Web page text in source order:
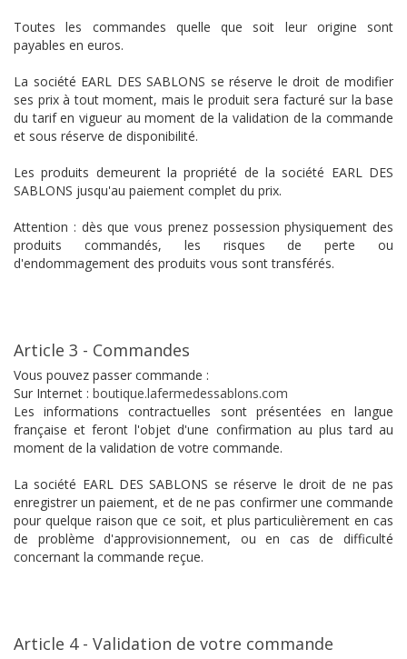
Toutes les commandes quelle que soit leur origine sont
payables en euros.
La société EARL DES SABLONS se réserve le droit de modifier
ses prix à tout moment, mais le produit sera facturé sur la base
du tarif en vigueur au moment de la validation de la commande
et sous réserve de disponibilité.
Les produits demeurent la propriété de la société EARL DES
SABLONS jusqu'au paiement complet du prix.
Attention : dès que vous prenez possession physiquement des
produits commandés, les risques de perte ou
d'endommagement des produits vous sont transférés.
Article 3 - Commandes
Vous pouvez passer commande :
Sur Internet : boutique.lafermedessablons.com
Les informations contractuelles sont présentées en langue
française et feront l'objet d'une confirmation au plus tard au
moment de la validation de votre commande.
La société EARL DES SABLONS se réserve le droit de ne pas
enregistrer un paiement, et de ne pas confirmer une commande
pour quelque raison que ce soit, et plus particulièrement en cas
de problème d'approvisionnement, ou en cas de difficulté
concernant la commande reçue.
Article 4 - Validation de votre commande